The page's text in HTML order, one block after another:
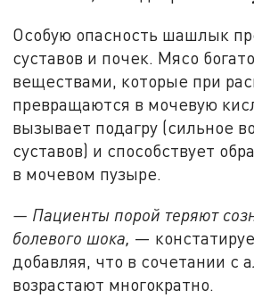
Особую опасность шашлык
суставов и почек. Мясо
веществами, которые при
превращаются в мочевую
вызывает подагру (сильное
суставов) и способствует
в мочевом пузыре.
— Пациенты порой теряют
болевого шока, —
добавляя, что в сочетании с
возрастают многократно.